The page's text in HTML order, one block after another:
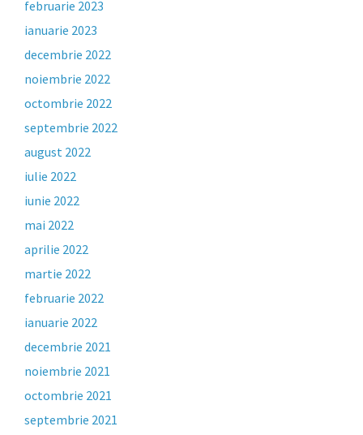
februarie 2023
ianuarie 2023
decembrie 2022
noiembrie 2022
octombrie 2022
septembrie 2022
august 2022
iulie 2022
iunie 2022
mai 2022
aprilie 2022
martie 2022
februarie 2022
ianuarie 2022
decembrie 2021
noiembrie 2021
octombrie 2021
septembrie 2021